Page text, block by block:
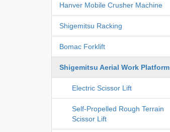
Hanver Mobile Crusher Machine
Shigemitsu Racking
Bomac Forklift
Shigemitsu Aerial Work Platform
Electric Scissor Lift
Self-Propelled Rough Terrain
Scissor Lift